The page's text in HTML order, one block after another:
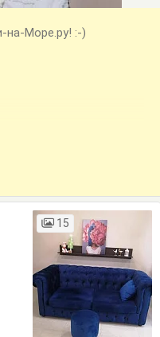
на-Море.ру! :-)
15